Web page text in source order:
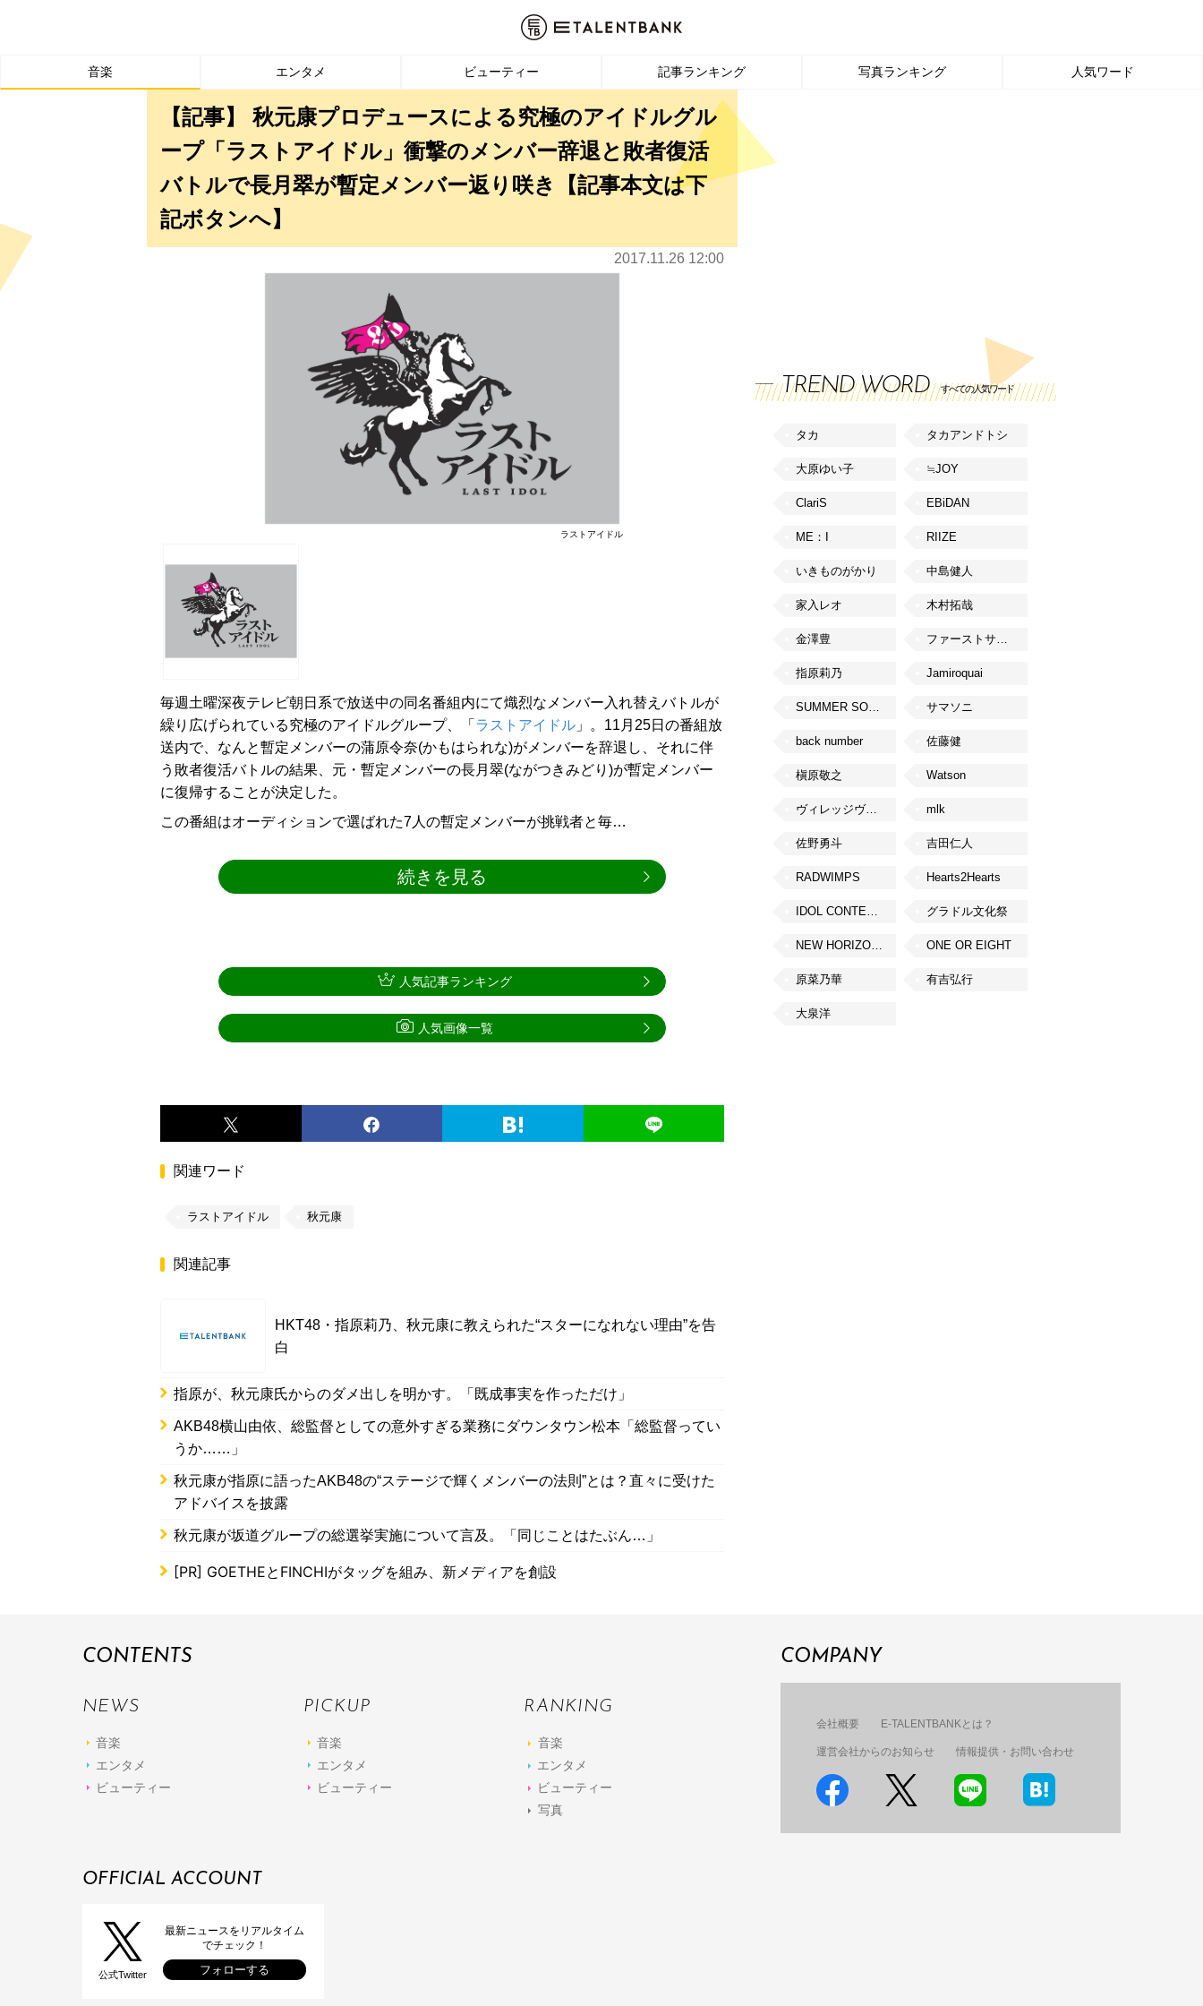
音楽 エンタメ ビューティー 記事ランキング 写真ランキング 人気ワード
【記事】 秋元康プロデュースによる究極のアイドルグル
ープ「ラストアイドル」衝撃のメンバー辞退と敗者復活
バトルで長月翠が暫定メンバー返り咲き【記事本文は下
記ボタンへ】
2017.11.26 12:00
ラストアイドル
毎週土曜深夜テレビ朝日系で放送中の同名番組内にて熾烈なメンバー入れ替えバトルが
繰り広げられている究極のアイドルグループ、「 ラストアイドル 」。11月25日の番組放
送内で、なんと暫定メンバーの蒲原令奈(かもはられな)がメンバーを辞退し、それに伴
う敗者復活バトルの結果、元・暫定メンバーの長月翠(ながつきみどり)が暫定メンバー
に復帰することが決定した。
この番組はオーディションで選ばれた7人の暫定メンバーが挑戦者と毎…
続きを見る
関連ワード
ラストアイドル 秋元康
関連記事
HKT48・指原莉乃、秋元康に教えられた“スターになれない理由”を告
白
指原が、秋元康氏からのダメ出しを明かす。「既成事実を作っただけ」
AKB48横山由依、総監督としての意外すぎる業務にダウンタウン松本「総監督ってい
うか……」
秋元康が指原に語ったAKB48の“ステージで輝くメンバーの法則”とは？直々に受けた
アドバイスを披露
秋元康が坂道グループの総選挙実施について言及。「同じことはたぶん…」
[PR] GOETHEとFINCHIがタッグを組み、新メディアを創設
人気記事ランキング
人気画像一覧
TREND WORD すべての人気ワード
タカ タカアンドトシ
大原ゆい子 ≒JOY
ClariS EBiDAN
ME：I RIIZE
いきものがかり 中島健人
家入レオ 木村拓哉
金澤豊 ファーストサマーウイカ
指原莉乃 Jamiroquai
SUMMER SONIC サマソニ
back number 佐藤健
槇原敬之 Watson
ヴィレッジヴァンガード mlk
佐野勇斗 吉田仁人
RADWIMPS Hearts2Hearts
IDOL CONTENT EXPO グラドル文化祭
NEW HORIZON FEST ONE OR EIGHT
原菜乃華 有吉弘行
大泉洋
CONTENTS
NEWS
音楽
エンタメ
ビューティー
PICKUP
音楽
エンタメ
ビューティー
RANKING
音楽
エンタメ
ビューティー
写真
COMPANY
会社概要 E-TALENTBANKとは？
運営会社からのお知らせ 情報提供・お問い合わせ
OFFICIAL ACCOUNT
公式Twitter
最新ニュースをリアルタイム
でチェック！
フォローする